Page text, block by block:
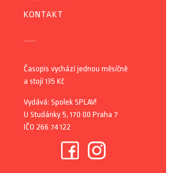
KONTAKT
Časopis vychází jednou měsíčně
a stojí 135 Kč
Vydává: Spolek SPLAV!
U Studánky 5, 170 00 Praha 7
IČO 266 74 122